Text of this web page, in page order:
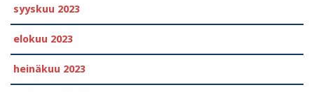
syyskuu 2023
elokuu 2023
heinäkuu 2023